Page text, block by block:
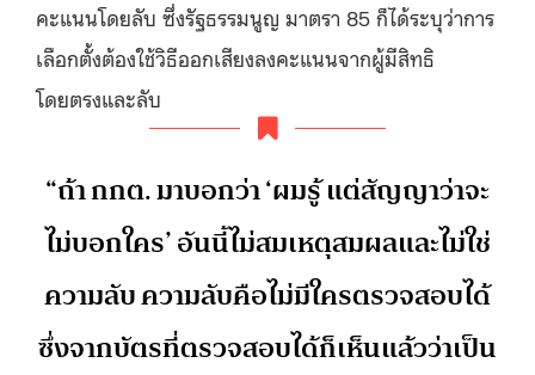
คะแนนโดยลับ ซึ่งรัฐธรรมนูญ มาตรา 85 ก็ได้ระบุว่าการ
เลือกตั้งต้องใช้วิธีออกเสียงลงคะแนนจากผู้มีสิทธิ
โดยตรงและลับ
“ถ้า กกต. มาบอกว่า ‘ผมรู้ แต่สัญญาว่าจะ
ไม่บอกใคร’ อันนี้ไม่สมเหตุสมผลและไม่ใช่
ความลับ ความลับคือไม่มีใครตรวจสอบได้
ซึ่งจากบัตรที่ตรวจสอบได้ก็เห็นแล้วว่าเป็น